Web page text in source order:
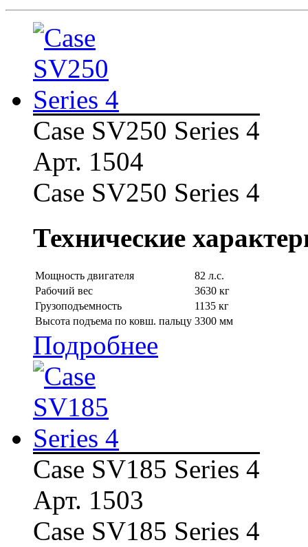
Case SV250 Series 4
Арт. 1504
Case SV250 Series 4
Технические
Мощность двигателя
82 л.с.
Рабочий вес
3630 кг
Грузоподъемность
1135 кг
Высота подъема по ковш. пальцу 3300 мм
Подробнее
Case SV185 Series 4
Арт. 1503
Case SV185 Series 4